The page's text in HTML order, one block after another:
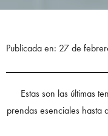
Publicada en: 27 de
Estas son las últimas
prendas esenciales hasta